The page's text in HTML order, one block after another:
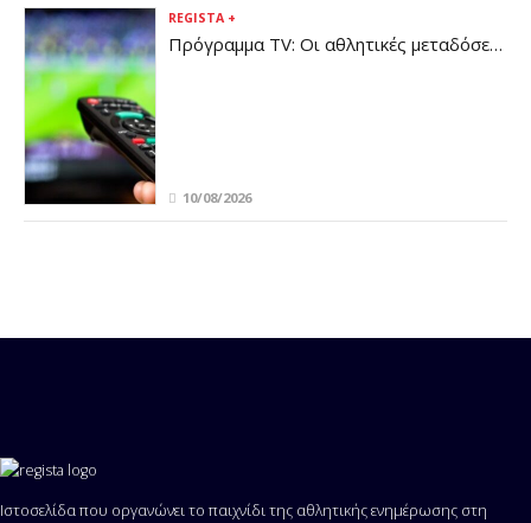
REGISTA +
Πρόγραμμα TV: Οι αθλητικές μεταδόσεις
10/08/2026
Ιστοσελίδα που οργανώνει το παιχνίδι της αθλητικής ενημέρωσης στη